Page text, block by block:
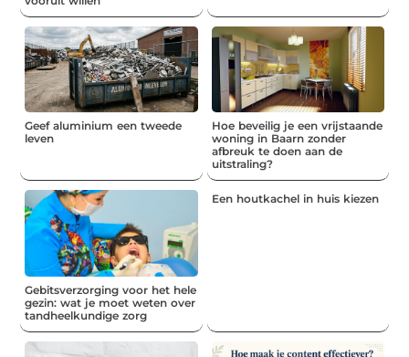
Geef aluminium een tweede
leven
Hoe beveilig je een vrijstaande
woning in Baarn zonder
afbreuk te doen aan de
uitstraling?
Gebitsverzorging voor het hele
gezin: wat je moet weten over
tandheelkundige zorg
Een houtkachel in huis kiezen